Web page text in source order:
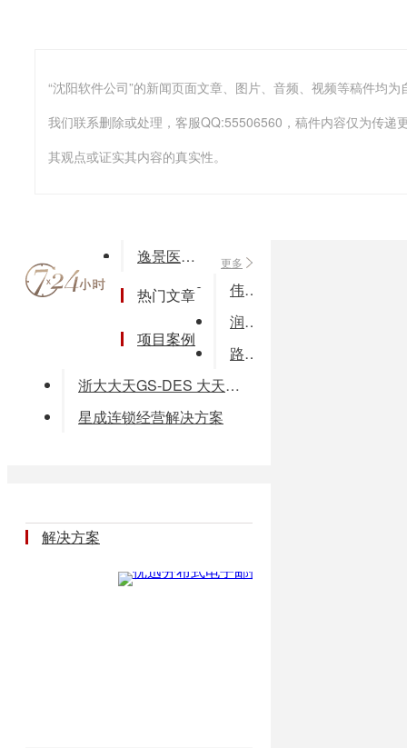
我们联系删除或处理，客服QQ:55506560，稿件内容仅为传递
其观点或证实其内容的真实性。
更多
热门文章
项目案例
逸景医疗器械行政监管实训教学软件
伟时电子院务系统
润宇数据分析科学决策系统概要方案书
路远通odoo（openerp）
浙大大天GS-DES 大天电子文档安全管理系统
星成连锁经营解决方案
解决方案